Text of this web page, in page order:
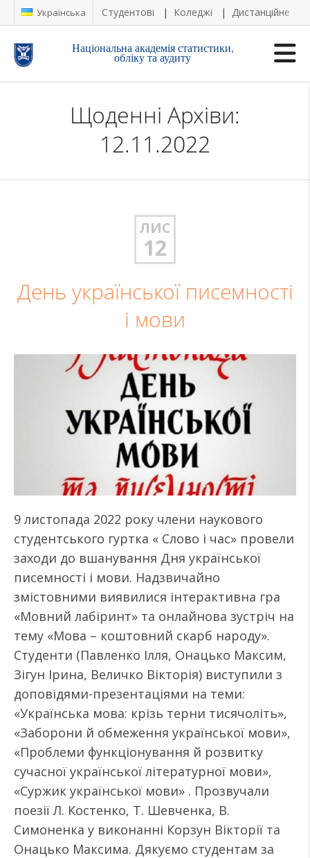
Українська Студентові Коледжі Дистанційне
Національна академія статистики,
обліку та аудиту
Щоденні Архіви:
12.11.2022
ЛИС
12
День української писемності
і мови
9 листопада 2022 року члени наукового
студентського гуртка « Слово і час» провели
заходи до вшанування Дня української
писемності і мови. Надзвичайно
змістовними виявилися інтерактивна гра
«Мовний лабіринт» та онлайнова зустріч на
тему «Мова – коштовний скарб народу».
Студенти (Павленко Ілля, Онацько Максим,
Зігун Ірина, Величко Вікторія) виступили з
доповідями-презентаціями на теми:
«Українська мова: крізь терни тисячоліть»,
«Заборони й обмеження української мови»,
«Проблеми функціонування й розвитку
сучасної української літературної мови»,
«Суржик української мови» . Прозвучали
поезії Л. Костенко, Т. Шевченка, В.
Симоненка у виконанні Корзун Вікторії та
Онацько Максима. Дякуємо студентам за